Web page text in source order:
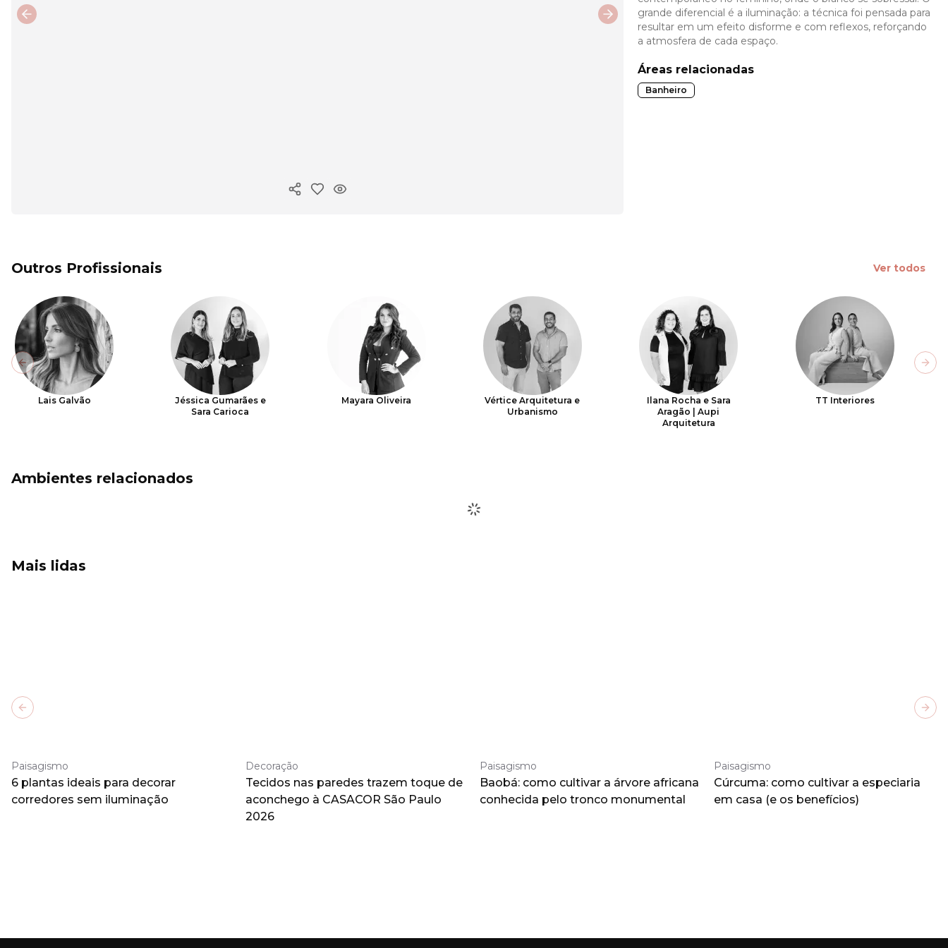
Copiar link
Previous slide Next slide
grande diferencial é a iluminação: a técnica foi pensada para
resultar em um efeito disforme e com reflexos, reforçando
a atmosfera de cada espaço.
Áreas relacionadas
Banheiro
Outros Profissionais Ver todos
Lais Galvão
Jéssica Gumarães e
Sara Carioca
Mayara Oliveira
Vértice Arquitetura e
Urbanismo
Ilana Rocha e Sara
Aragão | Aupi
Arquitetura
TT Interiores
Previous slide
Ambientes relacionados
Mais lidas
Paisagismo
6 plantas ideais para decorar
corredores sem iluminação
Decoração
Tecidos nas paredes trazem toque de
aconchego à CASACOR São Paulo
2026
Paisagismo
Baobá: como cultivar a árvore africana
conhecida pelo tronco monumental
Paisagismo
Cúrcuma: como cultivar a especiaria
em casa (e os benefícios)
Previous slide